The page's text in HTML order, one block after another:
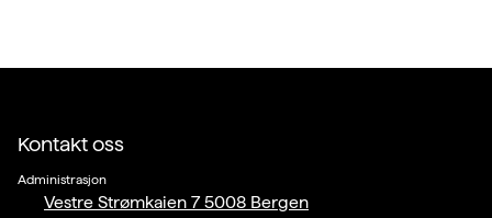
Kontakt oss
Administrasjon
Vestre Strømkaien 7 5008 Bergen